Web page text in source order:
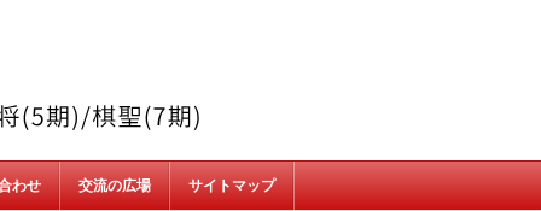
わせ 交流の広場 サイトマップ